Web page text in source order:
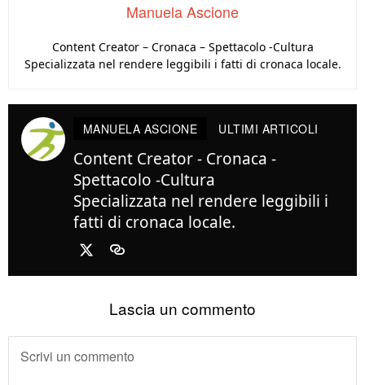
Manuela Ascione
Content Creator – Cronaca – Spettacolo -Cultura
Specializzata nel rendere leggibili i fatti di cronaca locale.
MANUELA ASCIONE ULTIMI ARTICOLI
Content Creator - Cronaca -
Spettacolo -Cultura
Specializzata nel rendere leggibili i
fatti di cronaca locale.
Lascia un commento